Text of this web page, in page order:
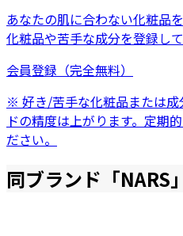
あなたの肌に合わない化粧品
化粧品や苦手な成分を登録し
会員登録（完全無料）
※ 好き/苦手な化粧品または成
ドの精度は上がります。定期
ださい。
同ブランド「NARS